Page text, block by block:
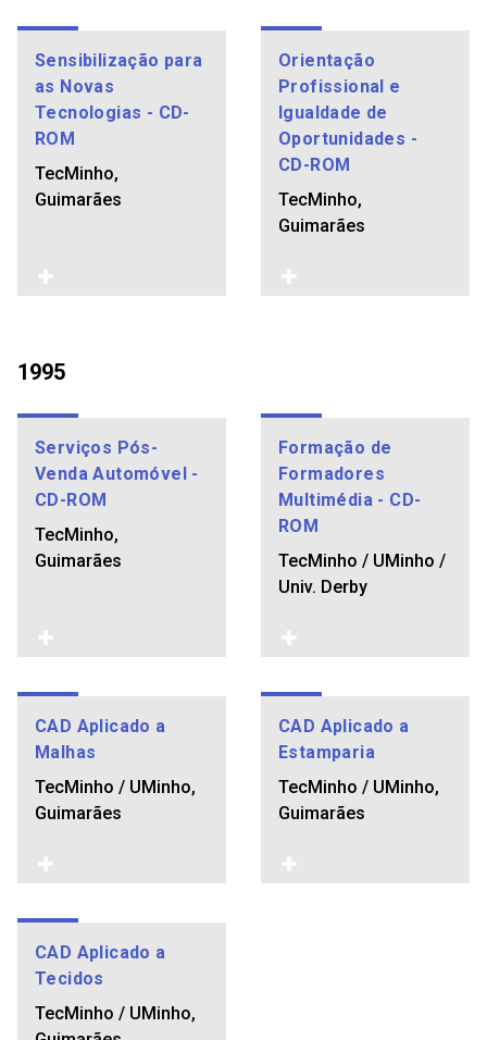
Sensibilização para
as Novas
Tecnologias - CD-
ROM
TecMinho,
Guimarães
Orientação
Profissional e
Igualdade de
Oportunidades -
CD-ROM
TecMinho,
Guimarães
1995
Serviços Pós-
Venda Automóvel -
CD-ROM
TecMinho,
Guimarães
Formação de
Formadores
Multimédia - CD-
ROM
TecMinho / UMinho /
Univ. Derby
CAD Aplicado a
Malhas
TecMinho / UMinho,
Guimarães
CAD Aplicado a
Estamparia
TecMinho / UMinho,
Guimarães
CAD Aplicado a
Tecidos
TecMinho / UMinho,